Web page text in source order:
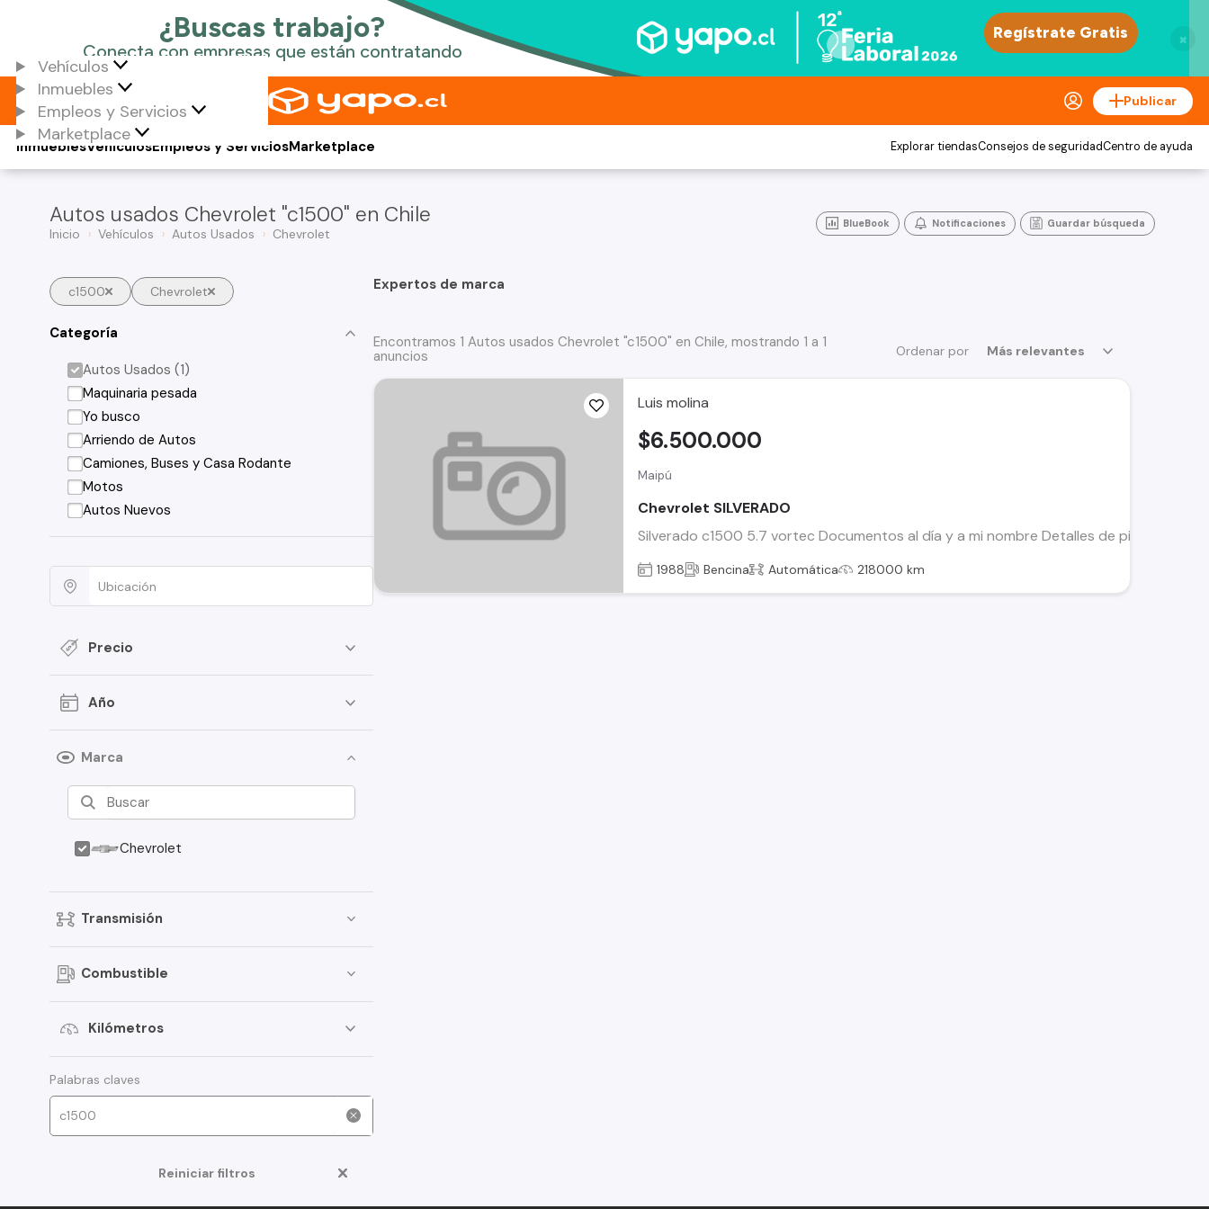
×
Vehículos
Inmuebles
Empleos y Servicios
Marketplace
Publicar
Vehículos
Inmuebles Empleos y ServiciosMarketplace Explorar tiendasConsejos de seguridadCentro de ayuda
Autos usados Chevrolet "c1500" en Chile
Inicio Vehículos Autos Usados Chevrolet
BlueBook Notificaciones Guardar búsqueda
c1500 Chevrolet
Categoría
Autos Usados (1)
Maquinaria pesada
Yo busco
Arriendo de Autos
Camiones, Buses y Casa Rodante
Motos
Autos Nuevos
Precio
Año
Marca
Chevrolet
Transmisión
Combustible
Kilómetros
Palabras claves
Reiniciar filtros
Expertos de marca
Ordenar por Más relevantes
Encontramos 1 Autos usados Chevrolet "c1500" en Chile, mostrando 1 a 1
anuncios
Luis molina
Maipú
Chevrolet SILVERADO
Silverado c1500 5.7 vortec Documentos al día y a mi nombre Detalles de pintura y
$6.500.000
1988 Bencina Automática 218000 km